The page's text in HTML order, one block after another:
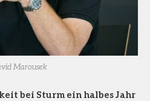
Marousek
bei Sturm ein halbes Jahr